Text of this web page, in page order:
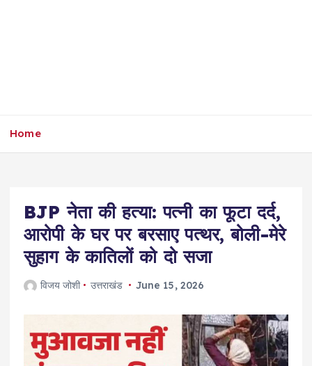
Home
BJP नेता की हत्या: पत्नी का फूटा दर्द,
आरोपी के घर पर बरसाए पत्थर, बोली-मेरे
सुहाग के कातिलों को दो सजा
विजय जोशी उत्तराखंड June 15, 2026